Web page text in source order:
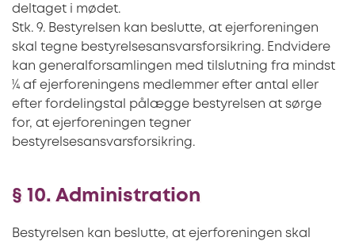
deltaget i mødet.
Stk. 9. Bestyrelsen kan beslutte, at ejerforeningen
skal tegne bestyrelsesansvarsforsikring. Endvidere
kan generalforsamlingen med tilslutning fra mindst
¼ af ejerforeningens medlemmer efter antal eller
efter fordelingstal pålægge bestyrelsen at sørge
for, at ejerforeningen tegner
bestyrelsesansvarsforsikring.
§ 10. Administration
Bestyrelsen kan beslutte, at ejerforeningen skal